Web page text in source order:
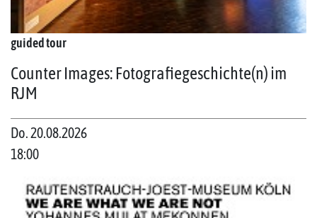
guided tour
Counter Images: Fotografiegeschichte(n) im
RJM
Do. 20.08.2026
18:00